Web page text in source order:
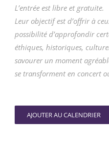
L’entrée est libre et gratuite.
Leur objectif est d’offrir à
possibilité d’approfondir
éthiques, historiques,
savourer un moment
se transforment en concert
AJOUTER AU CALENDRIER